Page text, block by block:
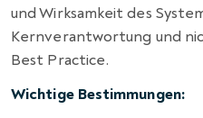
und Wirksamkeit des
Kernverantwortung und
Best Practice.
Wichtige Bestimmungen: